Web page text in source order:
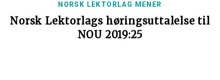
NORSK LEKTORLAG MENER
Norsk Lektorlags høringsuttalelse til
NOU 2019:25